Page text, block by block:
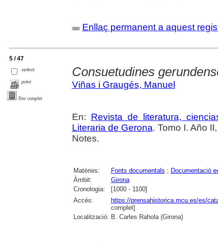
Enllaç permanent a aquest
5 / 47
select
print
Text complet
Consuetudines
Viñas i Graugés, Manuel
En: Revista de literatura,
Literaria de Gerona. Tomo I. Año
Notes.
Matèries: Fonts documentals ; Documentació
Àmbit:
Girona
Cronologia:
[1000 - 1100]
Accés:
https://prensahistorica.mcu.es/es/
complet]
Localització: B. Carles Rahola (Girona)